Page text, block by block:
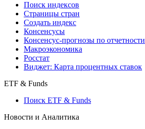
Поиск индексов
Страницы стран
Создать индекс
Консенсусы
Консенсус-прогнозы по отчетности
Макроэкономика
Росстат
Виджет: Карта процентных ставок
ETF & Funds
Поиск ETF & Funds
Новости и Аналитика